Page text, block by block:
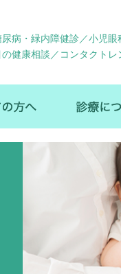
尿病・緑内障健診／小児眼
の健康相談／コンタクトレ
科の特徴 初めての方